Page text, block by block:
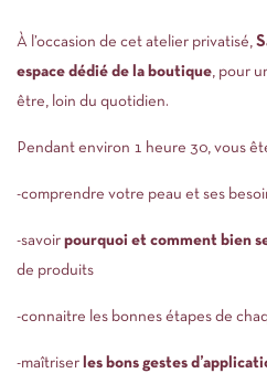
À l’occasion de cet atelier privatisé,
espace dédié de la boutique, pour
être, loin du quotidien.
Pendant environ 1 heure 30, vous
-comprendre votre peau et ses
-savoir pourquoi et comment bien
de produits
-connaitre les bonnes étapes de
-maîtriser les bons gestes